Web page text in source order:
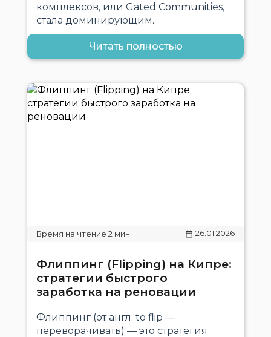
комплексов, или Gated Communities,
стала доминирующим..
Читать полностью
26.01.2026
Флиппинг (Flipping) на Кипре:
стратегии быстрого
заработка на реновации
Флиппинг (от англ. to flip —
переворачивать) — это стратегия